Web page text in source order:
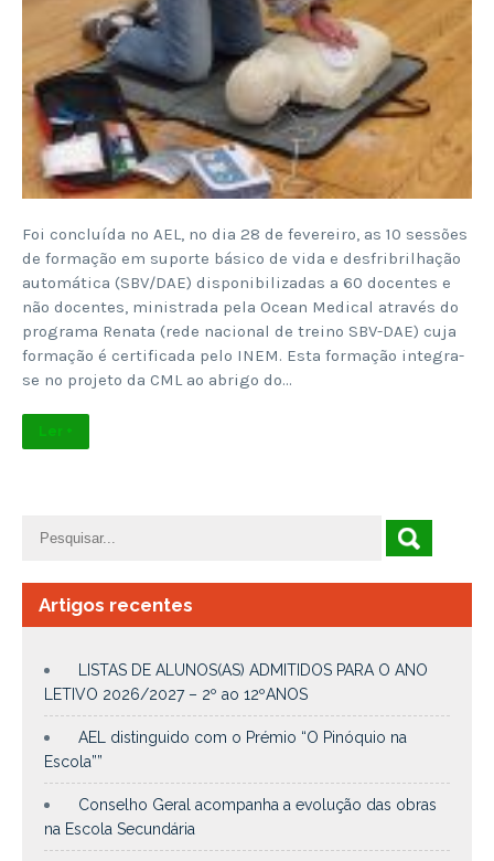
Foi concluída no AEL, no dia 28 de fevereiro, as 10 sessões
de formação em suporte básico de vida e desfribrilhação
automática (SBV/DAE) disponibilizadas a 60 docentes e
não docentes, ministrada pela Ocean Medical através do
programa Renata (rede nacional de treino SBV-DAE) cuja
formação é certificada pelo INEM. Esta formação integra-
se no projeto da CML ao abrigo do…
Ler +
Artigos recentes
LISTAS DE ALUNOS(AS) ADMITIDOS PARA O ANO
LETIVO 2026/2027 – 2º ao 12ºANOS
AEL distinguido com o Prémio “O Pinóquio na
Escola””
Conselho Geral acompanha a evolução das obras
na Escola Secundária